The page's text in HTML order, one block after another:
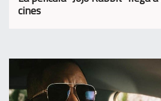
cines